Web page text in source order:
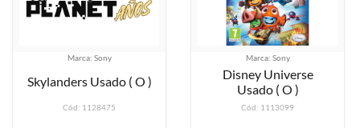
Marca: Sony
Skylanders Usado ( O )
Cód: 1128475
Marca: Sony
Disney Universe
Usado ( O )
Cód: 1113099